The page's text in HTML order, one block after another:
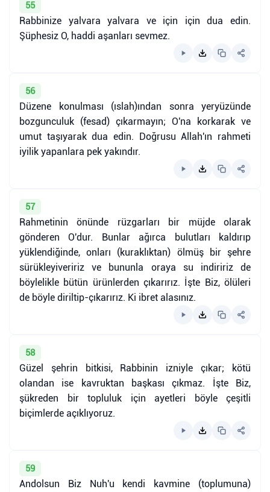
55
Rabbinize yalvara yalvara ve için için dua edin.
Şüphesiz O, haddi aşanları sevmez.
56
Düzene konulması (ıslah)ından sonra yeryüzünde
bozgunculuk (fesad) çıkarmayın; O'na korkarak ve
umut taşıyarak dua edin. Doğrusu Allah'ın rahmeti
iyilik yapanlara pek yakındır.
57
Rahmetinin önünde rüzgarları bir müjde olarak
gönderen O'dur. Bunlar ağırca bulutları kaldırıp
yüklendiğinde, onları (kuraklıktan) ölmüş bir şehre
sürükleyiveririz ve bununla oraya su indiririz de
böylelikle bütün ürünlerden çıkarırız. İşte Biz, ölüleri
de böyle diriltip-çıkarırız. Ki ibret alasınız.
58
Güzel şehrin bitkisi, Rabbinin izniyle çıkar; kötü
olandan ise kavruktan başkası çıkmaz. İşte Biz,
şükreden bir topluluk için ayetleri böyle çeşitli
biçimlerde açıklıyoruz.
59
Andolsun Biz Nuh'u kendi kavmine (toplumuna)